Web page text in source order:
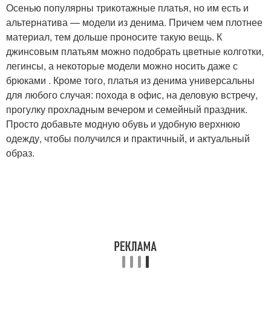
Осенью популярны трикотажные платья, но им есть и
альтернатива — модели из денима. Причем чем плотнее
материал, тем дольше проносите такую вещь. К
джинсовым платьям можно подобрать цветные колготки,
легинсы, а некоторые модели можно носить даже с
брюками . Кроме того, платья из денима универсальны
для любого случая: похода в офис, на деловую встречу,
прогулку прохладным вечером и семейный праздник.
Просто добавьте модную обувь и удобную верхнюю
одежду, чтобы получился и практичный, и актуальный
образ.